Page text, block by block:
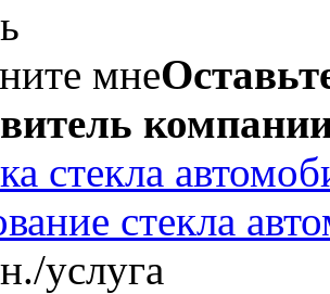
мне
стекла
стекла
услуга